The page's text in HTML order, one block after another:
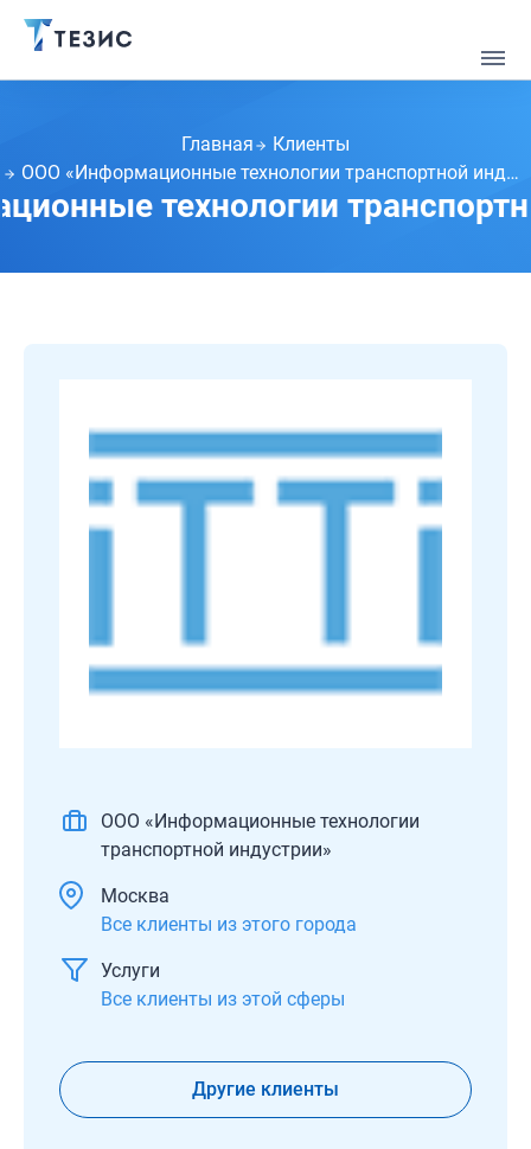
Главная
Клиенты
ООО «Информационные технологии транспортной индустрии»
технологии
ООО «Информационные технологии
транспортной индустрии»
Москва
Все клиенты из этого города
Услуги
Все клиенты из этой сферы
Другие клиенты